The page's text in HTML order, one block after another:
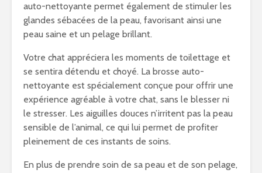
auto-nettoyante permet également de stimuler les
glandes sébacées de la peau, favorisant ainsi une
peau saine et un pelage brillant.
Votre chat appréciera les moments de toilettage et
se sentira détendu et choyé. La brosse auto-
nettoyante est spécialement conçue pour offrir une
expérience agréable à votre chat, sans le blesser ni
le stresser. Les aiguilles douces n’irritent pas la peau
sensible de l’animal, ce qui lui permet de profiter
pleinement de ces instants de soins.
En plus de prendre soin de sa peau et de son pelage,